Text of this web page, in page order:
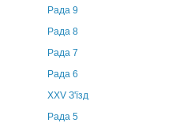
Рада 9
Рада 8
Рада 7
Рада 6
XXV З'їзд
Рада 5